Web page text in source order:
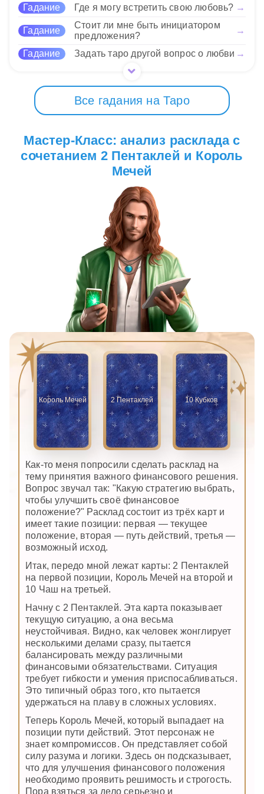
Гадание Где я могу встретить свою любовь? →
Гадание
Стоит ли мне быть инициатором
предложения?
→
Гадание Задать таро другой вопрос о любви →
Все гадания на Таро
Мастер-Класс: анализ расклада с
сочетанием 2 Пентаклей и Король
Мечей
Король Мечей 2 Пентаклей 10 Кубков
Как-то меня попросили сделать расклад на
тему принятия важного финансового решения.
Вопрос звучал так: "Какую стратегию выбрать,
чтобы улучшить своё финансовое
положение?" Расклад состоит из трёх карт и
имеет такие позиции: первая — текущее
положение, вторая — путь действий, третья —
возможный исход.
Итак, передо мной лежат карты: 2 Пентаклей
на первой позиции, Король Мечей на второй и
10 Чаш на третьей.
Начну с 2 Пентаклей. Эта карта показывает
текущую ситуацию, а она весьма
неустойчивая. Видно, как человек жонглирует
несколькими делами сразу, пытается
балансировать между различными
финансовыми обязательствами. Ситуация
требует гибкости и умения приспосабливаться.
Это типичный образ того, кто пытается
удержаться на плаву в сложных условиях.
Теперь Король Мечей, который выпадает на
позиции пути действий. Этот персонаж не
знает компромиссов. Он представляет собой
силу разума и логики. Здесь он подсказывает,
что для улучшения финансового положения
необходимо проявить решимость и строгость.
Пора взяться за дело серьезно и